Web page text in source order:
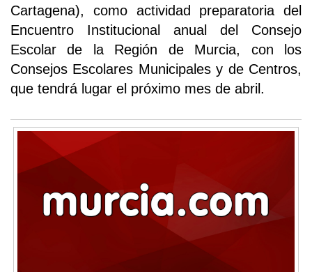
Cartagena), como actividad preparatoria del
Encuentro Institucional anual del Consejo
Escolar de la Región de Murcia, con los
Consejos Escolares Municipales y de Centros,
que tendrá lugar el próximo mes de abril.